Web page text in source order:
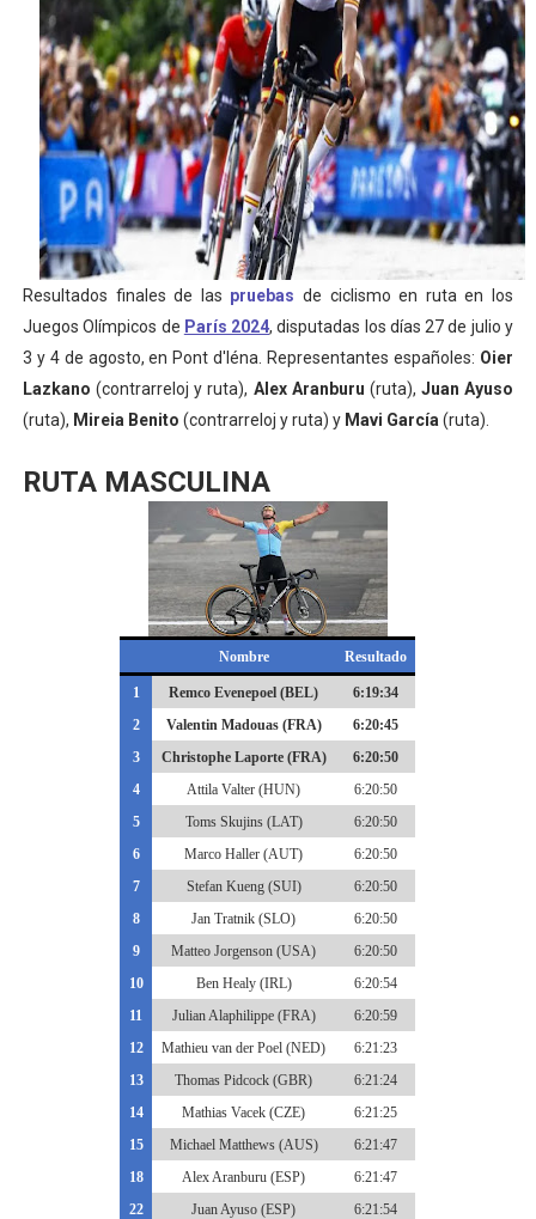
Women's Pro Baseball League 2026
Campeonato de Europa en aguas abiertas 2026
Campeonato de Europa de pentatlón moderno 2026
WWE NXT - Myles Borne y Tavion Heights ponen fin
Canadá Open 2026
Mundial de MotoGP 2026 - GP Gran Bretaña
Resultados finales de las pruebas de ciclismo en ruta en los
Juegos Olímpicos de París 2024, disputadas los días 27 de julio y
3 y 4 de agosto, en Pont d'Iéna . Representantes españoles: Oier
Lazkano(contrarreloj y ruta), Alex Aranburu (ruta), Juan Ayuso
(ruta), Mireia Benito (contrarreloj y ruta) y Mavi García (ruta).
RUTA MASCULINA
Nombre Resultado
1 Remco Evenepoel (BEL)
6:19:34
2
Valentin Madouas (FRA)
6:20:45
3
Christophe Laporte (FRA)
6:20:50
4
Attila Valter (HUN)
6:20:50
5
Toms Skujins (LAT)
6:20:50
6
Marco Haller (AUT)
6:20:50
7
Stefan Kueng (SUI)
6:20:50
8
Jan Tratnik (SLO)
6:20:50
9
Matteo Jorgenson (USA)
6:20:50
10
Ben Healy (IRL)
6:20:54
11
Julian Alaphilippe (FRA)
6:20:59
12
Mathieu van der Poel (NED)
6:21:23
13
Thomas Pidcock (GBR)
6:21:24
14
Mathias Vacek (CZE)
6:21:25
15
Michael Matthews (AUS)
6:21:47
18
Alex Aranburu (ESP)
6:21:47
22
Juan Ayuso (ESP)
6:21:54